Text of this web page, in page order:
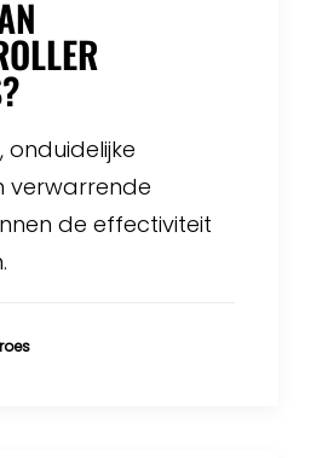
onduidelijke
verwarrende
de effectiviteit